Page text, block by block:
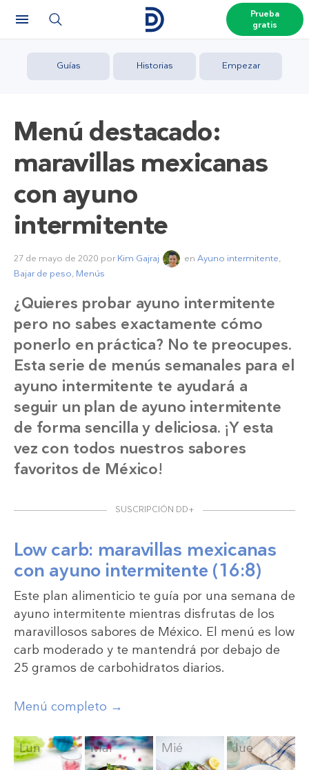
Prueba
gratis
Guías Historias Empezar
Menú destacado:
maravillas mexicanas
con ayuno
intermitente
27 de mayo de 2020 por Kim Gajraj en Ayuno intermitente,
Bajar de peso, Menús
¿Quieres probar ayuno intermitente
pero no sabes exactamente cómo
ponerlo en práctica? No te preocupes.
Esta serie de menús semanales para el
ayuno intermitente te ayudará a
seguir un plan de ayuno intermitente
de forma sencilla y deliciosa. ¡Y esta
vez con todos nuestros sabores
favoritos de México!
SUSCRIPCIÓN DD+
Low carb: maravillas mexicanas
con ayuno intermitente (16:8)
Este plan alimenticio te guía por una semana de
ayuno intermitente mientras disfrutas de los
maravillosos sabores de México. El menú es low
carb moderado y te mantendrá por debajo de
25 gramos de carbohidratos diarios.
Menú completo →
Lun Mar Mié Jue